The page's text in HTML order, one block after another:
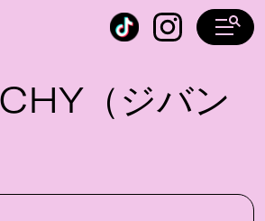
ズ ウェブ
（ジバン